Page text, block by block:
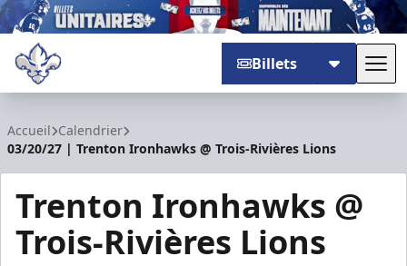
Billets
Accueil Calendrier
03/20/27 | Trenton Ironhawks @ Trois-Rivières Lions
Trenton Ironhawks @
Trois-Rivières Lions